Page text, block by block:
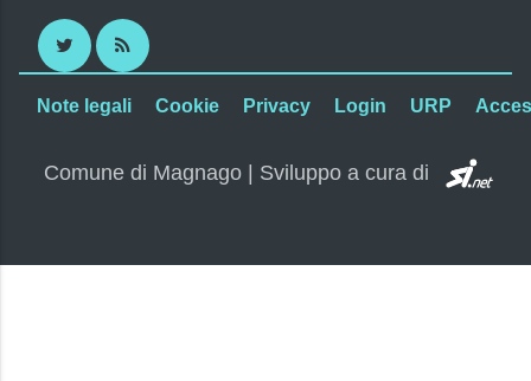
Twitter RSS
Note legali Cookie Privacy Login URP
Comune di Magnago | Sviluppo a cura di